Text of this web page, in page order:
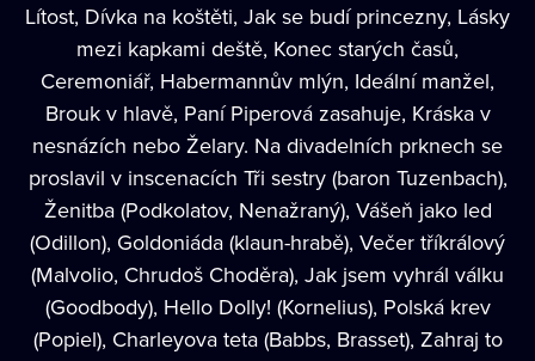
Lítost, Dívka na koštěti, Jak se budí princezny, Lásky
mezi kapkami deště, Konec starých časů,
Ceremoniář, Habermannův mlýn, Ideální manžel,
Brouk v hlavě, Paní Piperová zasahuje, Kráska v
nesnázích nebo Želary. Na divadelních prknech se
proslavil v inscenacích Tři sestry (baron Tuzenbach),
Ženitba (Podkolatov, Nenažraný), Vášeň jako led
(Odillon), Goldoniáda (klaun-hrabě), Večer tříkrálový
(Malvolio, Chrudoš Choděra), Jak jsem vyhrál válku
(Goodbody), Hello Dolly! (Kornelius), Polská krev
(Popiel), Charleyova teta (Babbs, Brasset), Zahraj to